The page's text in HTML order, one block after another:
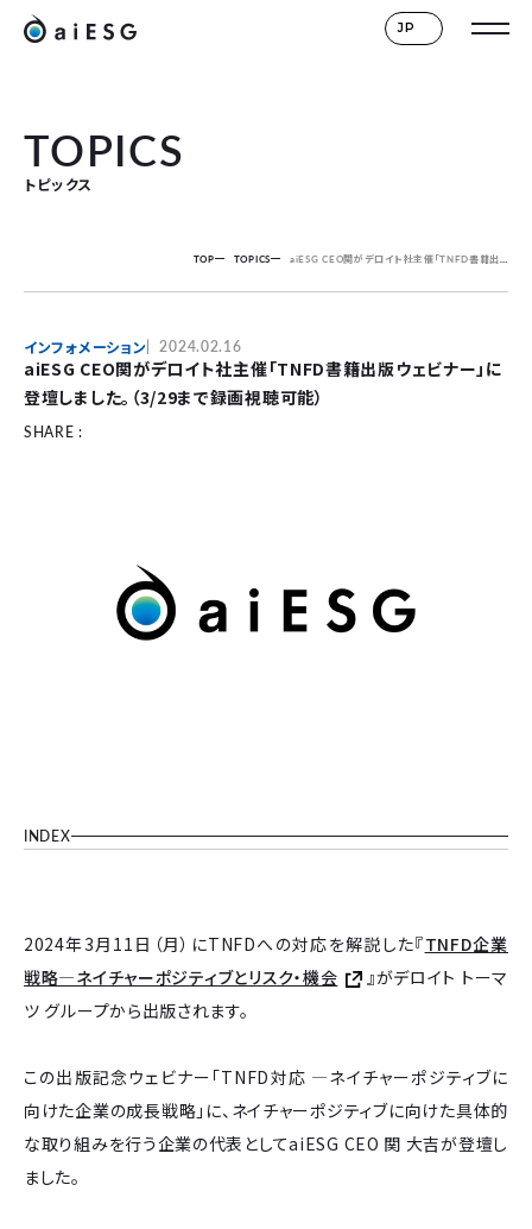
JP
TOPICS
トピックス
TOP TOPICS aiESG CEO関がデロイト社主催「TNFD書籍出版ウェビナー」に登壇しました。（3/29まで録画視聴可能）
インフォメーション 2024.02.16
aiESG CEO関がデロイト社主催「TNFD書籍出版ウェビナー」に
登壇しました。（3/29まで録画視聴可能）
SHARE :
INDEX
2024年3月11日（月）にTNFDへの対応を解説した『TNFD企業
戦略―ネイチャーポジティブとリスク・機会
』がデロイト トーマ
ツ グループから出版されます。
この出版記念ウェビナー「TNFD対応 ―ネイチャーポジティブに
向けた企業の成長戦略」に、ネイチャーポジティブに向けた具体的
な取り組みを行う企業の代表としてaiESG CEO 関 大吉が登壇し
ました。